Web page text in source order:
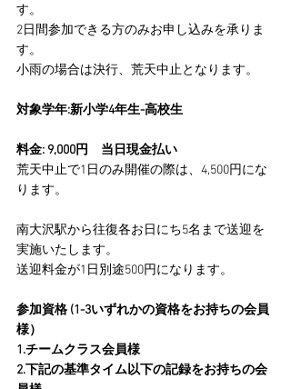
す。
2日間参加できる方のみお申し込みを承りま
す。
小雨の場合は決行、荒天中止となります。
対象学年:新小学4年生-高校生
料金: 9,000円　当日現金払い
荒天中止で1日のみ開催の際は、4,500円にな
ります。
南大沢駅から往復各お日にち5名まで送迎を
実施いたします。
送迎料金が1日別途500円になります。
参加資格 (1-3いずれかの資格をお持ちの会員
様）
1.チームクラス会員様
2.下記の基準タイム以下の記録をお持ちの会